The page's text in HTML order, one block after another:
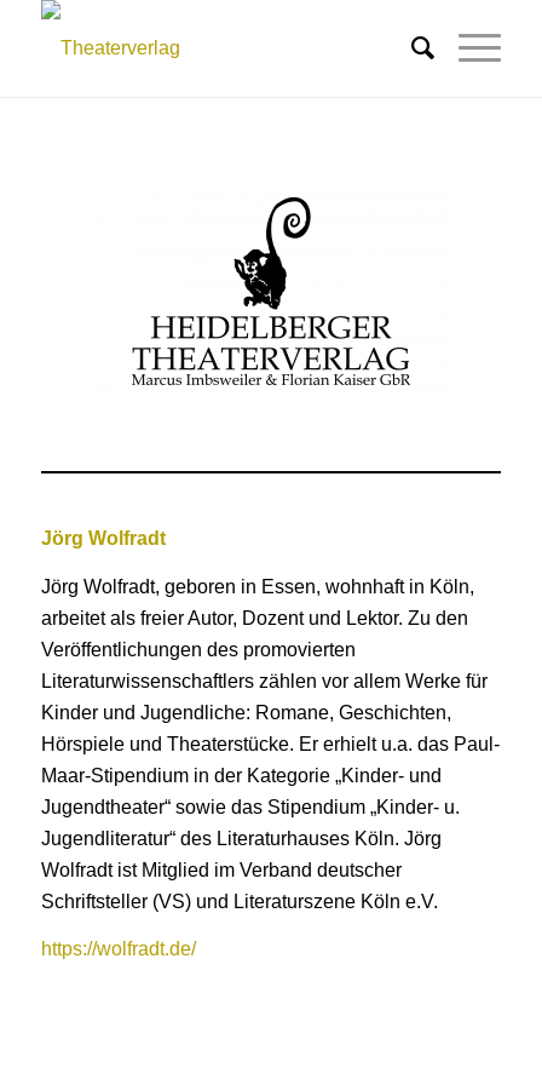
Jörg Wolfradt
Jörg Wolfradt, geboren in Essen, wohnhaft in Köln,
arbeitet als freier Autor, Dozent und Lektor. Zu den
Veröffentlichungen des promovierten
Literaturwissenschaftlers zählen vor allem Werke für
Kinder und Jugendliche: Romane, Geschichten,
Hörspiele und Theaterstücke. Er erhielt u.a. das Paul-
Maar-Stipendium in der Kategorie „Kinder- und
Jugendtheater“ sowie das Stipendium „Kinder- u.
Jugendliteratur“ des Literaturhauses Köln. Jörg
Wolfradt ist Mitglied im Verband deutscher
Schriftsteller (VS) und Literaturszene Köln e.V.
https://wolfradt.de/